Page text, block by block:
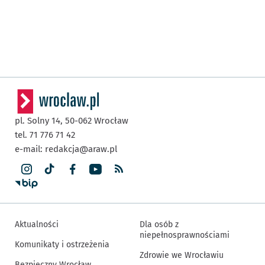
pl. Solny 14, 50-062 Wrocław
tel. 71 776 71 42
e-mail: redakcja@araw.pl
Aktualności
Komunikaty i ostrzeżenia
Dla osób z
niepełnosprawnościami
Zdrowie we Wrocławiu